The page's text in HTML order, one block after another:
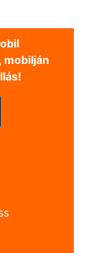
mobilján